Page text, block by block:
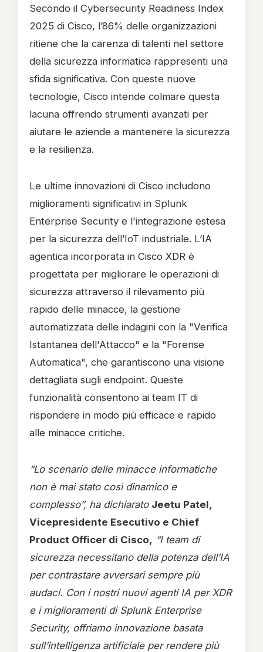
Secondo il Cybersecurity Readiness Index
2025 di Cisco, l’86% delle organizzazioni
ritiene che la carenza di talenti nel settore
della sicurezza informatica rappresenti una
sfida significativa. Con queste nuove
tecnologie, Cisco intende colmare questa
lacuna offrendo strumenti avanzati per
aiutare le aziende a mantenere la sicurezza
e la resilienza.
Le ultime innovazioni di Cisco includono
miglioramenti significativi in Splunk
Enterprise Security e l'integrazione estesa
per la sicurezza dell’IoT industriale. L’IA
agentica incorporata in Cisco XDR è
progettata per migliorare le operazioni di
sicurezza attraverso il rilevamento più
rapido delle minacce, la gestione
automatizzata delle indagini con la "Verifica
Istantanea dell'Attacco" e la "Forense
Automatica", che garantiscono una visione
dettagliata sugli endpoint. Queste
funzionalità consentono ai team IT di
rispondere in modo più efficace e rapido
alle minacce critiche.
“Lo scenario delle minacce informatiche
non è mai stato così dinamico e
complesso”, ha dichiarato Jeetu Patel,
Vicepresidente Esecutivo e Chief
Product Officer di Cisco, “I team di
sicurezza necessitano della potenza dell’IA
per contrastare avversari sempre più
audaci. Con i nostri nuovi agenti IA per XDR
e i miglioramenti di Splunk Enterprise
Security, offriamo innovazione basata
sull’intelligenza artificiale per rendere più